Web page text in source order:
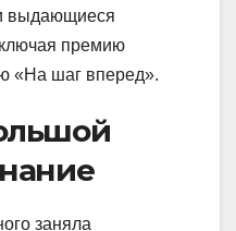
выдающиеся
премию
«На шаг вперед».
заняла